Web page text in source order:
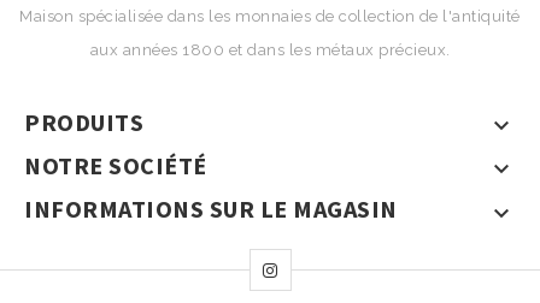
Maison spécialisée dans les monnaies de collection de l'antiquité
aux années 1800 et dans les métaux précieux.
PRODUITS 
NOTRE SOCIÉTÉ 
INFORMATIONS SUR LE MAGASIN 